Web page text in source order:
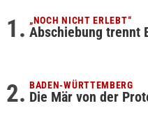
„NOCH NICHT ERLEBT“
Abschiebung trennt
BADEN-WÜRTTEMBERG
Die Mär von der